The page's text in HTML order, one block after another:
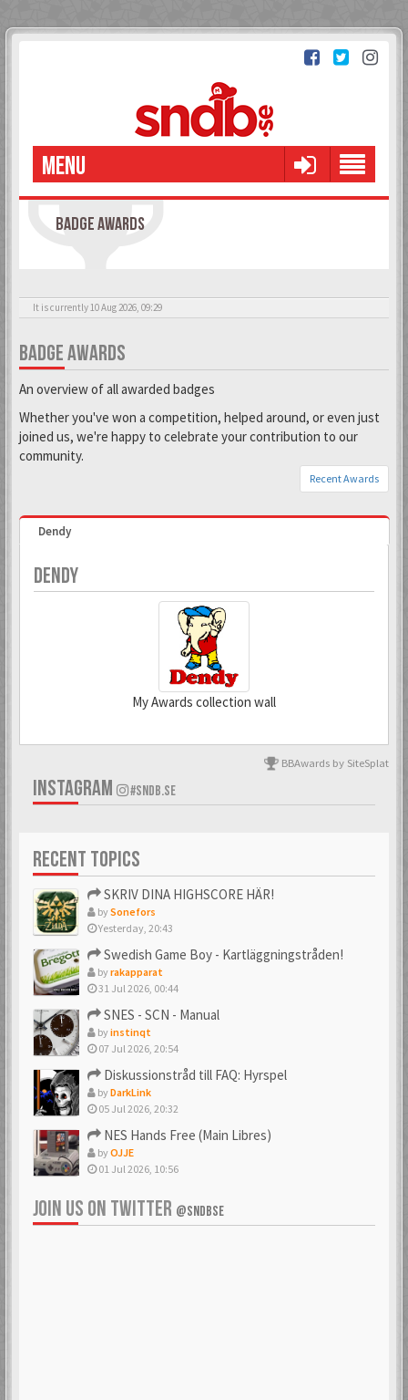
MENU
BADGE AWARDS
It is currently 10 Aug 2026, 09:29
BADGE AWARDS
An overview of all awarded badges
Whether you've won a competition, helped around, or even just
joined us, we're happy to celebrate your contribution to our
community.
Recent Awards
Dendy
DENDY
My Awards collection wall
6 Mar 2018
Todd Snap
Kranky Kong
BBAwards by SiteSplat
INSTAGRAM #SNDB.SE
RECENT TOPICS
SKRIV DINA HIGHSCORE HÄR!
bySonefors
Yesterday, 20:43
Swedish Game Boy - Kartläggningstråden!
byrakapparat
31 Jul 2026, 00:44
SNES - SCN - Manual
byinstinqt
07 Jul 2026, 20:54
Diskussionstråd till FAQ: Hyrspel
byDarkLink
05 Jul 2026, 20:32
NES Hands Free (Main Libres)
byOJJE
01 Jul 2026, 10:56
JOIN US ON TWITTER @SNDBSE